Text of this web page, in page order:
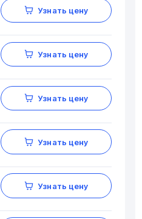
Узнать цену
Узнать цену
Узнать цену
Узнать цену
Узнать цену